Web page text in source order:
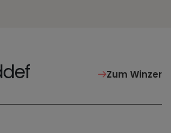
Zum Winzer